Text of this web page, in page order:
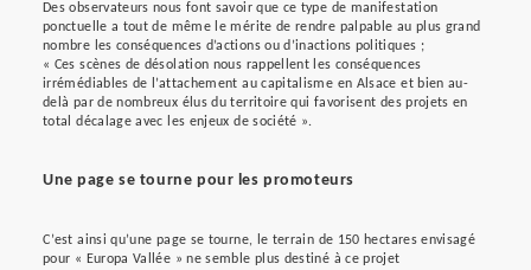
Des observateurs nous font savoir que ce type de manifestation
ponctuelle a tout de même le mérite de rendre palpable au plus grand
nombre les conséquences d’actions ou d’inactions politiques ;
« Ces scènes de désolation nous rappellent les conséquences
irrémédiables de l’attachement au capitalisme en Alsace et bien au-
delà par de nombreux élus du territoire qui favorisent des projets en
total décalage avec les enjeux de société ».
Une page se tourne pour les promoteurs
C’est ainsi qu’une page se tourne, le terrain de 150 hectares envisagé
pour « Europa Vallée » ne semble plus destiné à ce projet